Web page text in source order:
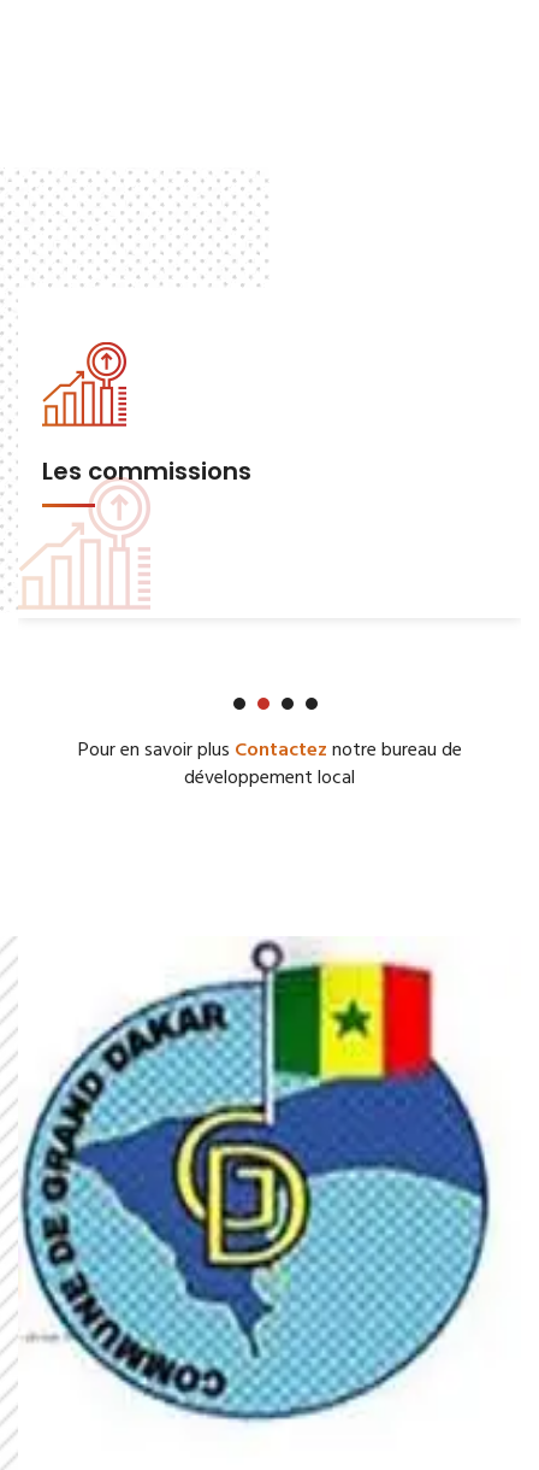
Les commissions
Pour en savoir plus Contacteznotre bureau de
développement local